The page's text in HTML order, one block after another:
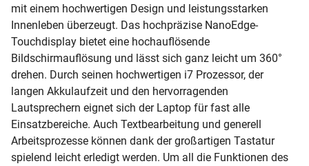
mit einem hochwertigen Design und leistungsstarken
Innenleben überzeugt. Das hochpräzise NanoEdge-
Touchdisplay bietet eine hochauflösende
Bildschirmauflösung und lässt sich ganz leicht um 360°
drehen. Durch seinen hochwertigen i7 Prozessor, der
langen Akkulaufzeit und den hervorragenden
Lautsprechern eignet sich der Laptop für fast alle
Einsatzbereiche. Auch Textbearbeitung und generell
Arbeitsprozesse können dank der großartigen Tastatur
spielend leicht erledigt werden. Um all die Funktionen des